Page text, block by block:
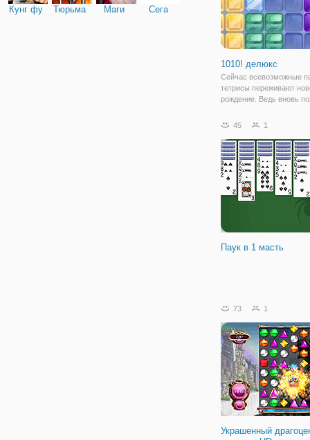
Кунг фу Тюрьма Маги Сега
1010! делюкс
Сейчас всевозможные
тетрисы переживают
рождение. Ведь вновь
логические игры и
логических игр, тоже
популярными впервые
45 1
Паук в 1 масть
73 1
Украшенный